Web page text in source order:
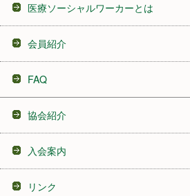
21:00
23:00
医療ソーシャルワーカーとは
会員紹介
FAQ
協会紹介
入会案内
リンク